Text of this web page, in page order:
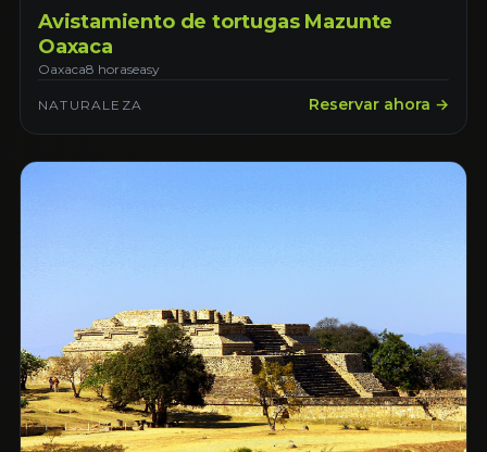
Avistamiento de tortugas Mazunte
Oaxaca
Oaxaca8 horaseasy
NATURALEZA Reservar ahora →